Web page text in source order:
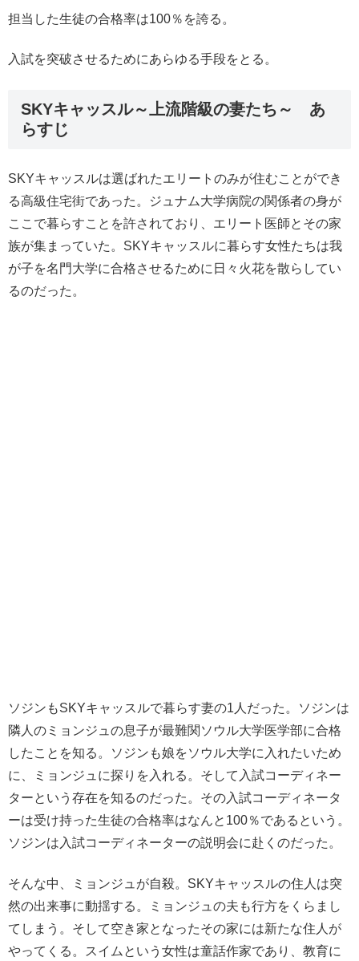
担当した生徒の合格率は100％を誇る。
入試を突破させるためにあらゆる手段をとる。
SKYキャッスル～上流階級の妻たち～ あ
らすじ
SKYキャッスルは選ばれたエリートのみが住むことができ
る高級住宅街であった。ジュナム大学病院の関係者の身が
ここで暮らすことを許されており、エリート医師とその家
族が集まっていた。SKYキャッスルに暮らす女性たちは我
が子を名門大学に合格させるために日々火花を散らしてい
るのだった。
ソジンもSKYキャッスルで暮らす妻の1人だった。ソジンは
隣人のミョンジュの息子が最難関ソウル大学医学部に合格
したことを知る。ソジンも娘をソウル大学に入れたいため
に、ミョンジュに探りを入れる。そして入試コーディネー
ターという存在を知るのだった。その入試コーディネータ
ーは受け持った生徒の合格率はなんと100％であるという。
ソジンは入試コーディネーターの説明会に赴くのだった。
そんな中、ミョンジュが自殺。SKYキャッスルの住人は突
然の出来事に動揺する。ミョンジュの夫も行方をくらまし
てしまう。そして空き家となったその家には新たな住人が
やってくる。スイムという女性は童話作家であり、教育に